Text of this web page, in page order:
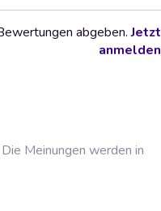
abgeben.Jetzt
anmelden
Meinungen werden in